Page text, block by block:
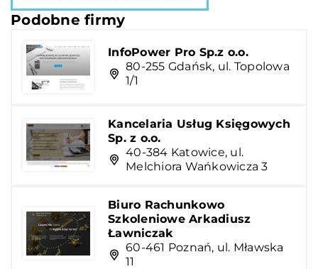
Podobne firmy
InfoPower Pro Sp.z o.o.
80-255 Gdańsk, ul. Topolowa
1/1
Kancelaria Usług Księgowych
Sp. z o.o.
40-384 Katowice, ul.
Melchiora Wańkowicza 3
Biuro Rachunkowo
Szkoleniowe Arkadiusz
Ławniczak
60-461 Poznań, ul. Mławska
11